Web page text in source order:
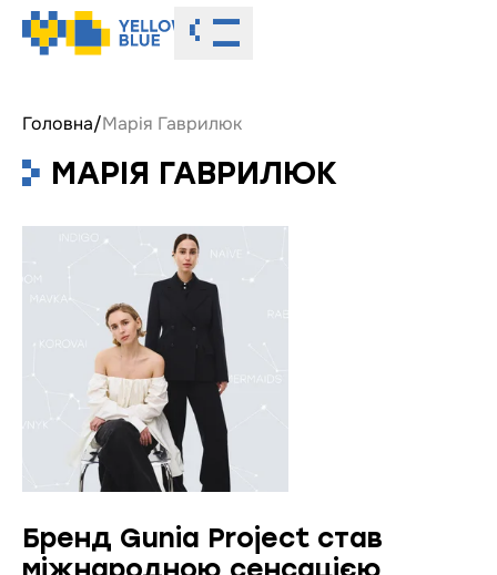
Toggle menu
Головна/Марія Гаврилюк
МАРІЯ ГАВРИЛЮК
Бренд Gunia Project став